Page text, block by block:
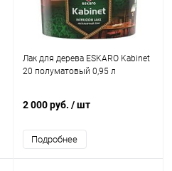
Лак для дерева ESKARO Kabinet
20 полуматовый 0,95 л
2 000 руб. / шт
Подробнее